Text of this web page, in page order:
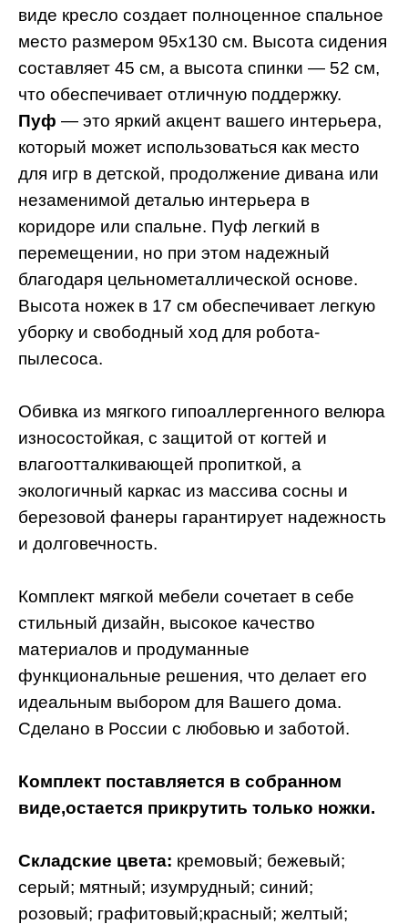
виде кресло создает полноценное спальное
место размером 95x130 см. Высота сидения
составляет 45 см, а высота спинки — 52 см,
что обеспечивает отличную поддержку.
Пуф — это яркий акцент вашего интерьера,
который может использоваться как место
для игр в детской, продолжение дивана или
незаменимой деталью интерьера в
коридоре или спальне. Пуф легкий в
перемещении, но при этом надежный
благодаря цельнометаллической основе.
Высота ножек в 17 см обеспечивает легкую
уборку и свободный ход для робота-
пылесоса.
Обивка из мягкого гипоаллергенного велюра
износостойкая, с защитой от когтей и
влагоотталкивающей пропиткой, а
экологичный каркас из массива сосны и
березовой фанеры гарантирует надежность
и долговечность.
Комплект мягкой мебели сочетает в себе
стильный дизайн, высокое качество
материалов и продуманные
функциональные решения, что делает его
идеальным выбором для Вашего дома.
Сделано в России с любовью и заботой.
Комплект поставляется в собранном
виде,остается прикрутить только ножки.
Складские цвета: кремовый; бежевый;
серый; мятный; изумрудный; синий;
розовый; графитовый;красный; желтый;